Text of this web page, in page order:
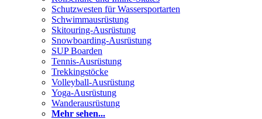
Schutzwesten für Wassersportarten
Schwimmausrüstung
Skitouring-Ausrüstung
Snowboarding-Ausrüstung
SUP Boarden
Tennis-Ausrüstung
Trekkingstöcke
Volleyball-Ausrüstung
Yoga-Ausrüstung
Wanderausrüstung
Mehr sehen...